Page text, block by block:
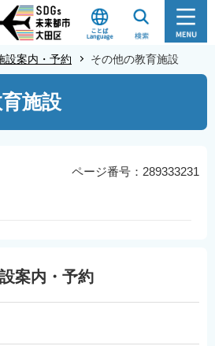
設案内・予約 その他の教育施設
施設
ページ番号：289333231
案内・予約